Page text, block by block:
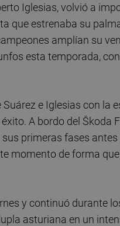
Iglesias, volvió a
que estrenaba su
amplían su
esta temporada,
e Iglesias con la
A bordo del Škoda
primeras fases
momento de forma
y continuó durante
asturiana en un